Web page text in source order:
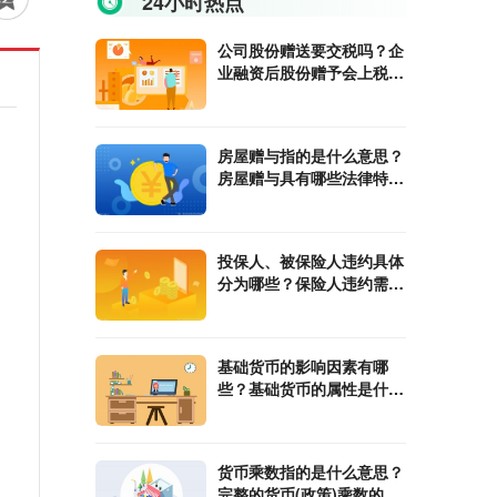
公司股份赠送要交税吗？企
业融资后股份赠予会上税
房屋赠与指的是什么意思？
房屋赠与具有哪些法律特
投保人、被保险人违约具体
分为哪些？保险人违约需要
基础货币的影响因素有哪
些？基础货币的属性是什
货币乘数指的是什么意思？